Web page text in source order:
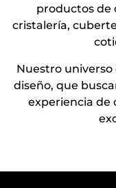
productos de
cristalería,
Nuestro
diseño, que
experiencia de